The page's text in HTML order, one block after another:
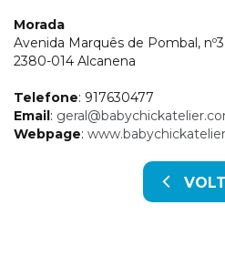
Morada
Avenida Marquês de Pombal,
2380-014 Alcanena
Telefone: 917630477
Email:
Webpage: